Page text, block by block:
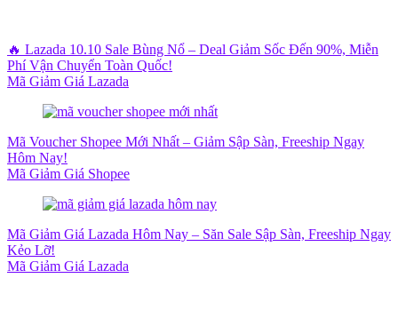
🔥 Lazada 10.10 Sale Bùng Nổ – Deal Giảm Sốc Đến 90%, Miễn
Phí Vận Chuyển Toàn Quốc!
Mã Giảm Giá Lazada
Mã Voucher Shopee Mới Nhất – Giảm Sập Sàn, Freeship Ngay
Hôm Nay!
Mã Giảm Giá Shopee
Mã Giảm Giá Lazada Hôm Nay – Săn Sale Sập Sàn, Freeship Ngay
Kẻo Lỡ!
Mã Giảm Giá Lazada